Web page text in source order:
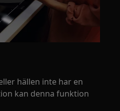
hällen inte har en
kan denna funktion